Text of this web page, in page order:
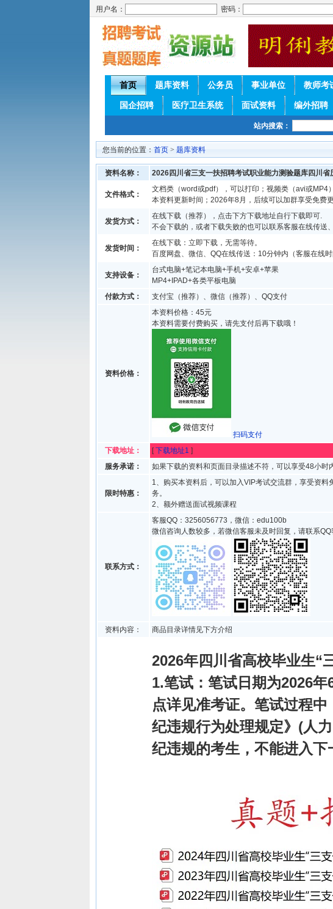
用户名： 密码：
首页 题库资料 公务员 事业单位 教师考
国企招聘 医疗卫生系统 面试资料 编外招聘
站内搜索：
您当前的位置： 首页 > 题库资料
资料名称： 2026四川省三支一扶招聘考试职业能力测验题库四川省
文件格式：
文档类（word或pdf），可以打印；视频类（avi或MP4）
本资料更新时间；2026年8月，后续可以加群享受免费
发货方式：
在线下载（推荐），点击下方下载地址自行下载即可.
不会下载的，或者下载失败的也可以联系客服在线传送
发货时间：
在线下载：立即下载，无需等待。
百度网盘、微信、QQ在线传送：10分钟内（客服在线时
支持设备：
台式电脑+笔记本电脑+手机+安卓+苹果
MP4+IPAD+各类平板电脑
付款方式：
支付宝（推荐）、微信（推荐）、QQ支付
资料价格：
本资料价格：45元
本资料需要付费购买，请先支付后再下载哦！
扫码支付
下载地址：
[下载地址1 ]
服务承诺：
如果下载的资料和页面目录描述不符，可以享受48小时
限时特惠：
1、购买本资料后，可以加入VIP考试交流群，享受资料
务。
2、额外赠送面试视频课程
联系方式：
客服QQ：3256056773，微信：edu100b
微信咨询人数较多，若微信客服未及时回复，请联系QQ
资料内容： 商品目录详情见下方介绍
2026年四川省高校毕业生“
1.笔试：笔试日期为2026
点详见准考证。笔试过程
纪违规行为处理规定》(人
纪违规的考生，不能进入下